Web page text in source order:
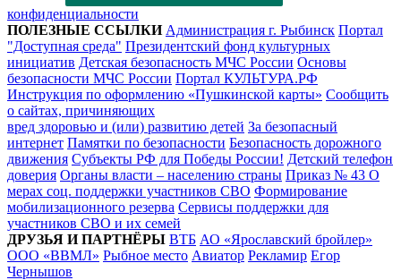
конфиденциальности
ПОЛЕЗНЫЕ ССЫЛКИ Администрация г. Рыбинск Портал
"Доступная среда" Президентский фонд культурных
инициатив Детская безопасность МЧС России Основы
безопасности МЧС России Портал КУЛЬТУРА.РФ
Инструкция по оформлению «Пушкинской карты» Сообщить
о сайтах, причиняющих
вред здоровью и (или) развитию детей За безопасный
интернет Памятки по безопасности Безопасность дорожного
движения Субъекты РФ для Победы России! Детский телефон
доверия Органы власти – населению страны Приказ № 43 О
мерах соц. поддержки участников СВО Формирование
мобилизационного резерва Сервисы поддержки для
участников СВО и их семей
ДРУЗЬЯ И ПАРТНЁРЫ ВТБ АО «Ярославский бройлер»
ООО «ВВМЛ» Рыбное место Авиатор Рекламир Егор
Чернышов